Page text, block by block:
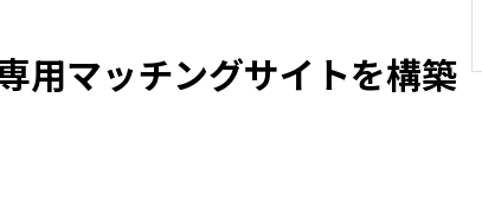
用マッチングサイトを構築 a